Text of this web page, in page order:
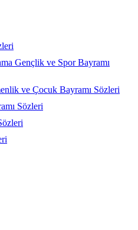
Gençlik ve Spor Bayramı
ve Çocuk Bayramı Sözleri
Sözleri